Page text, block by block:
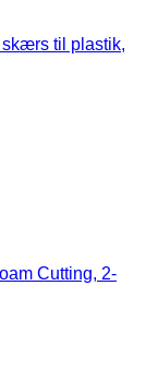
til plastik,
Cutting, 2-